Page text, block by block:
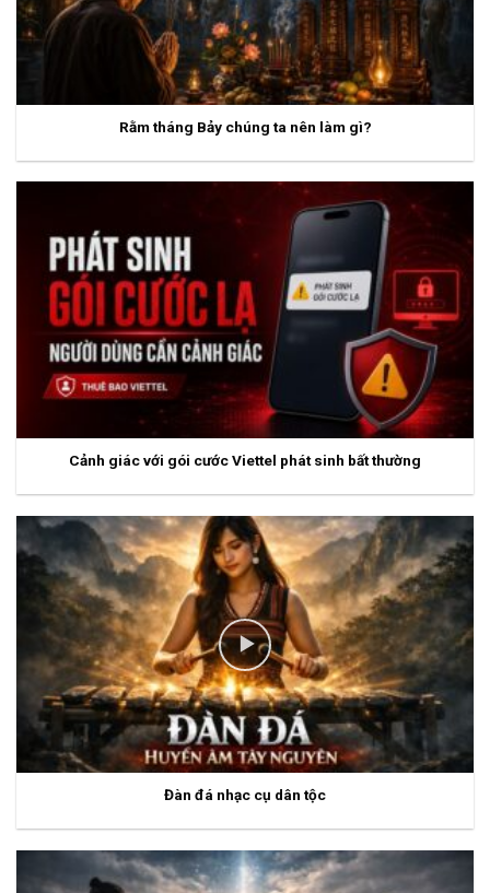
Rằm tháng Bảy chúng ta nên làm gì?
Cảnh giác với gói cước Viettel phát sinh bất thường
Đàn đá nhạc cụ dân tộc